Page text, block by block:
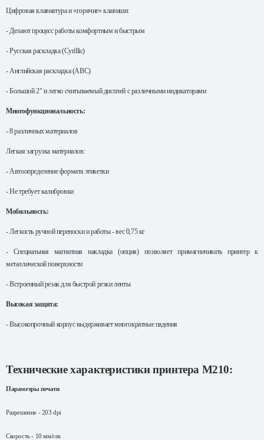
Цифровая клавиатура и «горячие» клавиши:
- Делают процесс работы комфортным и быстрым
- Русская раскладка (Cyrillic)
- Английская раскладка (ABC)
- Большой 2" и легко считываемый дисплей с различными индикаторами
Многофункциональность:
- 8 различных материалов
Легкая загрузка материалов:
- Автоопределение формата этикетки
- Не требует калибровки
Мобильность:
- Легкость ручной переноски и работы - вес0,75 кг
- Специальная магнитная накладка (опция) позволяет примагничивать принтер к
металлической поверхности
- Встроенный резак для быстрой резки ленты
Высокая защита:
- Высокопрочный корпус выдерживает многократные падения
Технические характеристики принтера M210:
Параметры печати
Разрешение - 203 dpi
Скорость - 10 мм/сек